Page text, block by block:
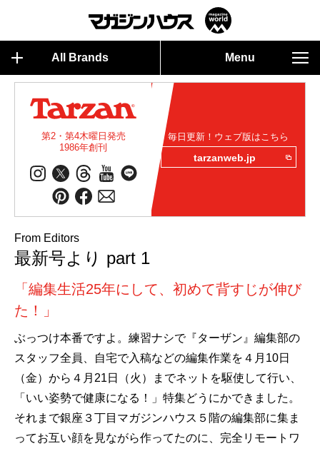
All Brands Menu
第2・第4木曜日発売
1986年創刊
毎日更新！ウェブ版はこちら
tarzanweb.jp
From Editors
最新号より part 1
「編集生活25年にして、初めて背すじが伸び
た！」
ぶっつけ本番ですよ。練習ナシで『ターザン』編集部の
スタッフ全員、自宅で入稿などの編集作業を４月10日
（金）から４月21日（火）までネットを駆使して行い、
「いい姿勢で健康になる！」特集どうにかできました。
それまで銀座３丁目マガジンハウス５階の編集部に集ま
ってお互い顔を見ながら作ってたのに、完全リモートワ